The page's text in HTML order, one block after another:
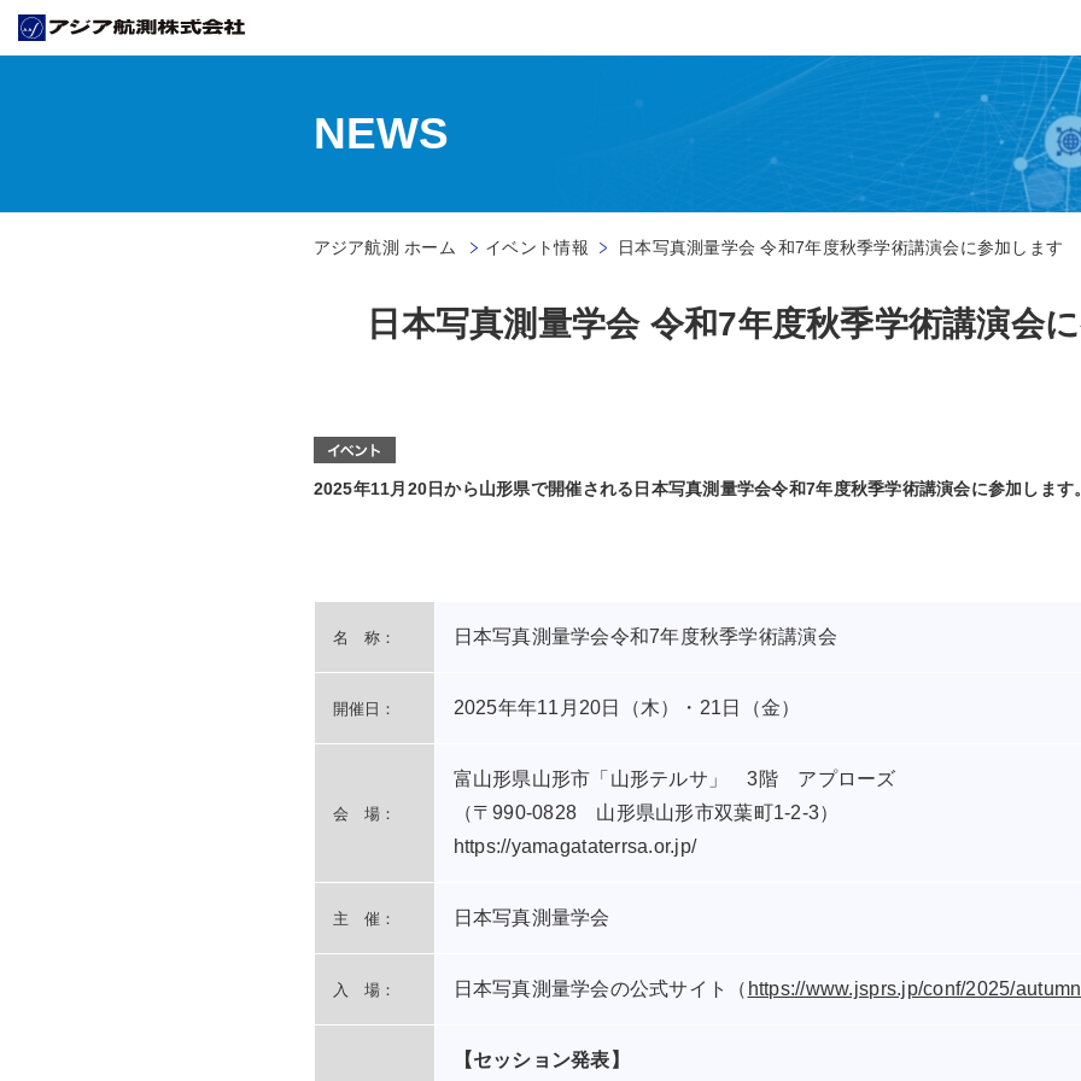
NEWS
アジア航測 ホーム イベント情報 日本写真測量学会 令和7年度秋季学術講演会に参加します
日本写真測量学会 令和7年度秋季学術講演会
2025年11月20日から山形県で開催される日本写真測量学会令和7年度秋季学術講演会に参加します。
名 称： 日本写真測量学会令和7年度秋季学術講演会
開催日： 2025年年11月20日（木）・21日（金）
会 場：
富山形県山形市「山形テルサ」 3階 アプローズ
（〒990-0828 山形県山形市双葉町1-2-3）
https://yamagataterrsa.or.jp/
主 催： 日本写真測量学会
入 場： 日本写真測量学会の公式サイト（ https://www.jsprs.jp/conf/2025/
【セッション発表】